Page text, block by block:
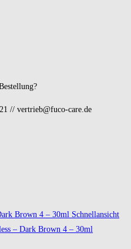
// vertrieb@fuco-care.de
Schnellansicht